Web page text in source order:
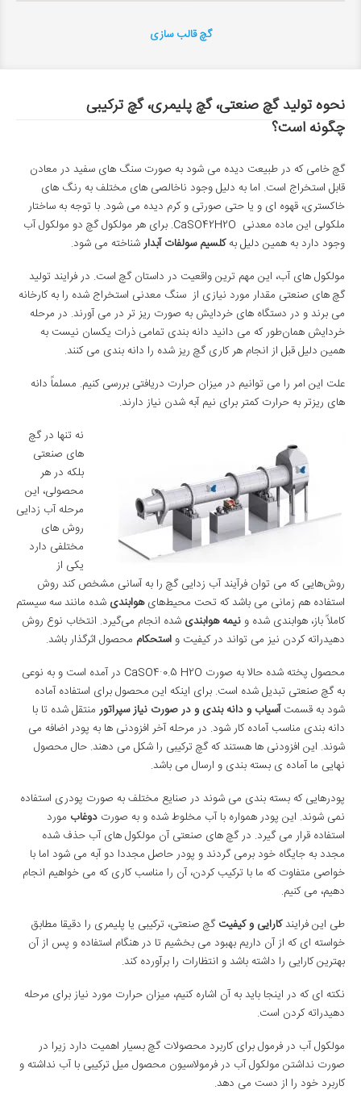
گچ قالب سازی
نحوه تولید گچ صنعتی، گچ پلیمری، گچ ترکیبی
چگونه است؟
گچ خامی که در طبیعت دیده می شود به صورت سنگ های سفید در معادن
قابل استخراج است. اما به دلیل وجود ناخالصی های مختلف به رنگ های
خاکستری، قهوه ای و یا حتی صورتی و کرم دیده می شود. با توجه به ساختار
ملکولی این ماده معدنی CaSO42H2O. برای هر مولکول گچ دو مولکول آب
وجود دارد به همین دلیل بهکلسیم سولفات آبدارشناخته می شود.
مولکول های آب، این مهم ترین واقعیت در داستان گچ است. در فرایند تولید
گچ های صنعتی مقدار مورد نیازی از سنگ معدنی استخراج شده را به کارخانه
می برند و در دستگاه های خردایش به صورت ریز تر در می آورند. در مرحله
خردایش همان‌طور که می دانید دانه بندی تمامی ذرات یکسان نیست به
همین دلیل قبل از انجام هر کاری گچ ریز شده را دانه بندی می کنند.
علت این امر را می توانیم در میزان حرارت دریافتی بررسی کنیم. مسلماً دانه
های ریزتر به حرارت کمتر برای نیم آبه شدن نیاز دارند.
نه تنها در گچ
های صنعتی
بلکه در هر
محصولی، این
مرحله آب زدایی
روش های
مختلفی دارد
یکی از
روش‌هایی که می توان فرآیند آب زدایی گچ را به آسانی مشخص کند روش
استفاده هم زمانی می ‌باشد که تحت محیط‌هایهوابندی شده مانند سه سیستم
کاملاً باز، هوابندی شده و نیمه هوابندی شده انجام می‌گیرد. انتخاب نوع روش
دهیدراته کردن نیز می تواند در کیفیت و استحکام محصول اثرگذار باشد.
محصول پخته شده حالا به صورت CaSO4·0.5 H2O در آمده است و به نوعی
به گچ صنعتی تبدیل شده است. برای اینکه این محصول برای استفاده آماده
شود به قسمتآسیاب و دانه بندی و در صورت نیاز سپراتور منتقل شده تا با
دانه بندی مناسب آماده کار شود. در مرحله آخر افزودنی ها به پودر اضافه می
شوند. این افزودنی ها هستند که گچ ترکیبی را شکل می دهند. حال محصول
نهایی ما آماده ی بسته بندی و ارسال می باشد.
پودرهایی که بسته بندی می شوند در صنایع مختلف به صورت پودری استفاده
نمی شوند. این پودر همواره با آب مخلوط شده و به صورت دوغاب مورد
استفاده قرار می گیرد. در گچ های صنعتی آن مولکول های آب حذف شده
مجدد به جایگاه خود برمی گردند و پودر حاصل مجددا دو آبه می شود اما با
خواصی متفاوت که ما با ترکیب کردن، آن را مناسب کاری که می خواهیم انجام
دهیم، می کنیم.
طی این فرایندکارایی و کیفیتگچ صنعتی، ترکیبی یا پلیمری را دقیقا مطابق
خواسته ای که از آن داریم بهبود می بخشیم تا در هنگام استفاده و پس از آن
بهترین کارایی را داشته باشد و انتظارات را برآورده کند.
نکته ای که در اینجا باید به آن اشاره کنیم، میزان حرارت مورد نیاز برای مرحله
دهیدراته کردن است.
مولکول آب در فرمول برای کاربرد محصولات گچ بسیار اهمیت دارد زیرا در
صورت نداشتن مولکول آب در فرمولاسیون محصول میل ترکیبی با آب نداشته و
کاربرد خود را از دست می دهد.